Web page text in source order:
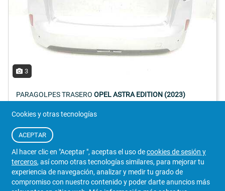
3
PARAGOLPES TRASERO OPEL ASTRA EDITION (2023)
363 €
Iva Incluido
Detalles
2298831/084
VENDEDOR
Cookies y otras tecnologías
ACEPTAR
Al hacer clic en "Aceptar ", aceptas el uso decookies de sesión y
terceros, así como otras tecnologías similares, para mejorar tu
experiencia de navegación, analizar y medir tu grado de
compromiso con nuestro contenido y poder darte anuncios más